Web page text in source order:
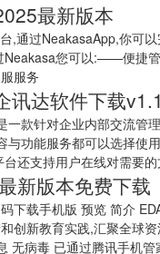
最新版本
,通过NeakasaApp,你可
Neakasa您可以:——便捷
服务
讯达软件下载v1.1
款针对企业内部交流管
功能服务都可以选择使
还支持用户在线对需要
新版本免费下载
下载手机版 预览 简介
创新教育实践,汇聚全球
无病毒 已通过腾讯手机